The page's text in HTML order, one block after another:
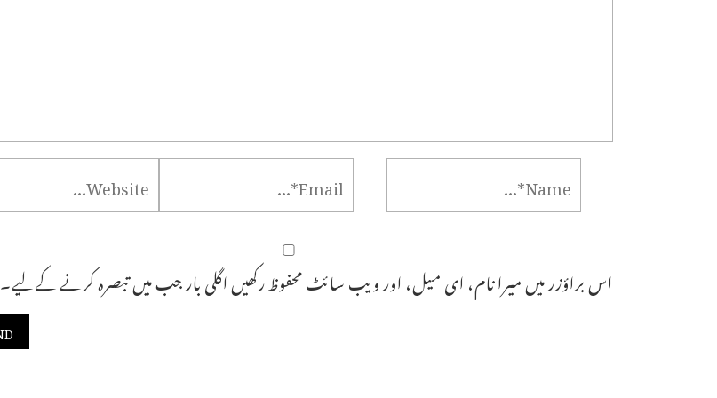
اس براؤزر میں میرا نام، ای میل، اور ویب سائٹ محفوظ رکھیں اگلی بار جب میں تبصرہ کرنے کےلیے۔